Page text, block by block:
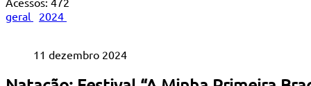
geral
2024
11 dezembro 2024